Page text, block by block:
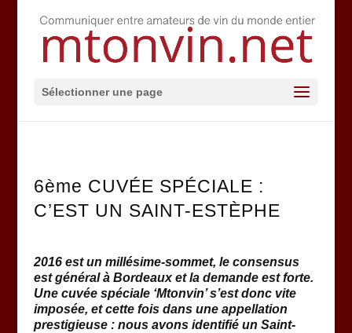
Sélectionner une page
6ème CUVÉE SPÉCIALE :
C’EST UN SAINT-ESTÈPHE
2016 est un millésime-sommet, le consensus
est général à Bordeaux et la demande est forte.
Une cuvée spéciale ‘Mtonvin’ s’est donc vite
imposée, et cette fois dans une appellation
prestigieuse : nous avons identifié un Saint-